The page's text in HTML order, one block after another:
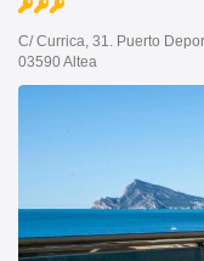
C/ Currica, 31. Puerto
03590 Altea